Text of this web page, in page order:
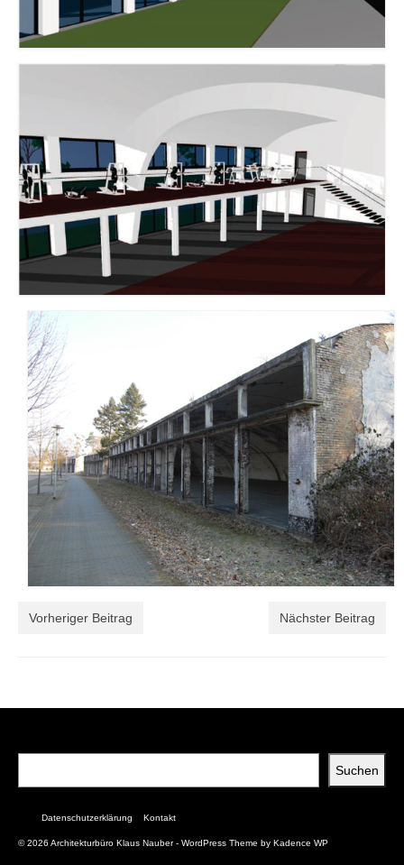
Vorheriger Beitrag Nächster Beitrag
Suchen
Datenschutzerklärung Kontakt
© 2026 Architekturbüro Klaus Nauber - WordPress Theme by Kadence WP